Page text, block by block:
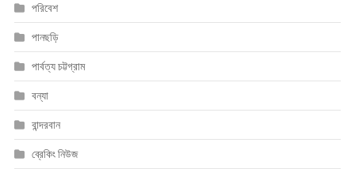
পরিবেশ
পানছড়ি
পার্বত্য চট্টগ্রাম
বন্যা
বান্দরবান
ব্রেকিং নিউজ